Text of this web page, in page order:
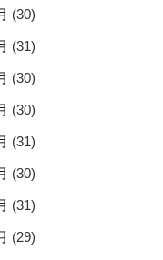
(30)
(31)
(30)
(30)
(31)
(30)
(31)
(29)